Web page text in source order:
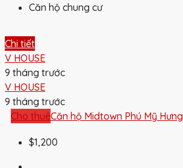
Căn hộ chung cư
Chi tiết
V HOUSE
9 tháng trước
V HOUSE
9 tháng trước
Cho thuêCăn hộ Midtown Phú Mỹ Hưng
$1,200